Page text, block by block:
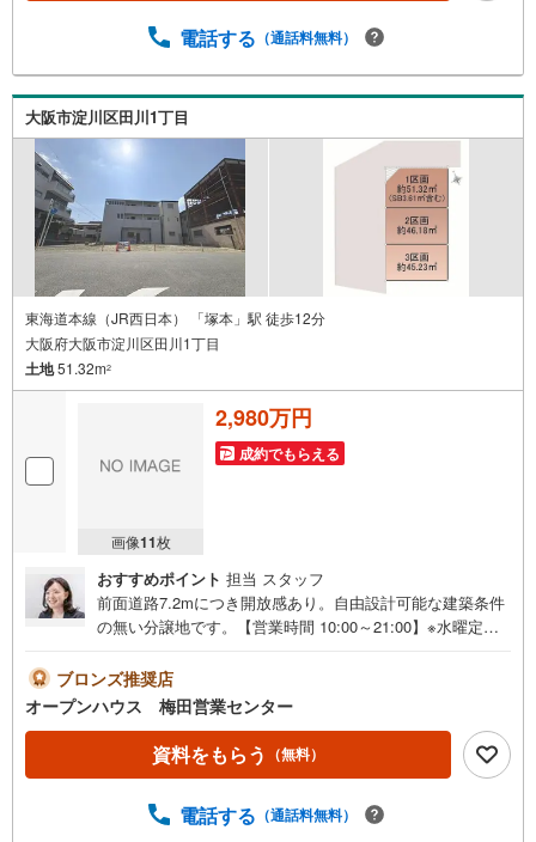
スムーズにご案内が可能です。ご連絡お待ちしておりま
電話する （通話料無料）
大阪市淀川区田川1丁目
東海道本線（JR西日本） 「塚本」駅 徒歩12分
大阪府大阪市淀川区田川1丁目
土地51.32m2
画像11枚
2,980万円
成約でもらえる
おすすめポイント 担当 スタッフ
前面道路7.2mにつき開放感あり。自由設計可能な建築条件
の無い分譲地です。【営業時間 10:00～21:00】※水曜定休
気軽にご連絡ください！現地を見学される場合は「室内・
現地を見学する（無料）」ボタンよりご希望の日時をご記
入いただけますとスムーズにご案内が可能です。◎現地の
ご案内について・平日や夜遅い時間帯もご案内が可能 ※定
休日を除く・経験豊富なスタッフが物件詳細を丁寧にご説
まで送迎します。・チャイルドシートのご用意ございま
ブロンズ推奨店
オープンハウス 梅田営業センター
資料をもらう （無料）
電話する （通話料無料）